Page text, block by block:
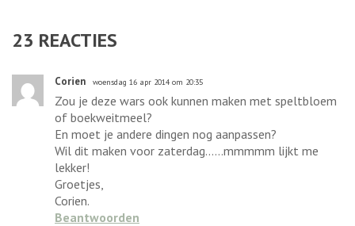
23 REACTIES
Corien woensdag 16 apr 2014 om 20:35
Zou je deze wars ook kunnen maken met speltbloem
of boekweitmeel?
En moet je andere dingen nog aanpassen?
Wil dit maken voor zaterdag......mmmmm lijkt me
lekker!
Groetjes,
Corien.
Beantwoorden